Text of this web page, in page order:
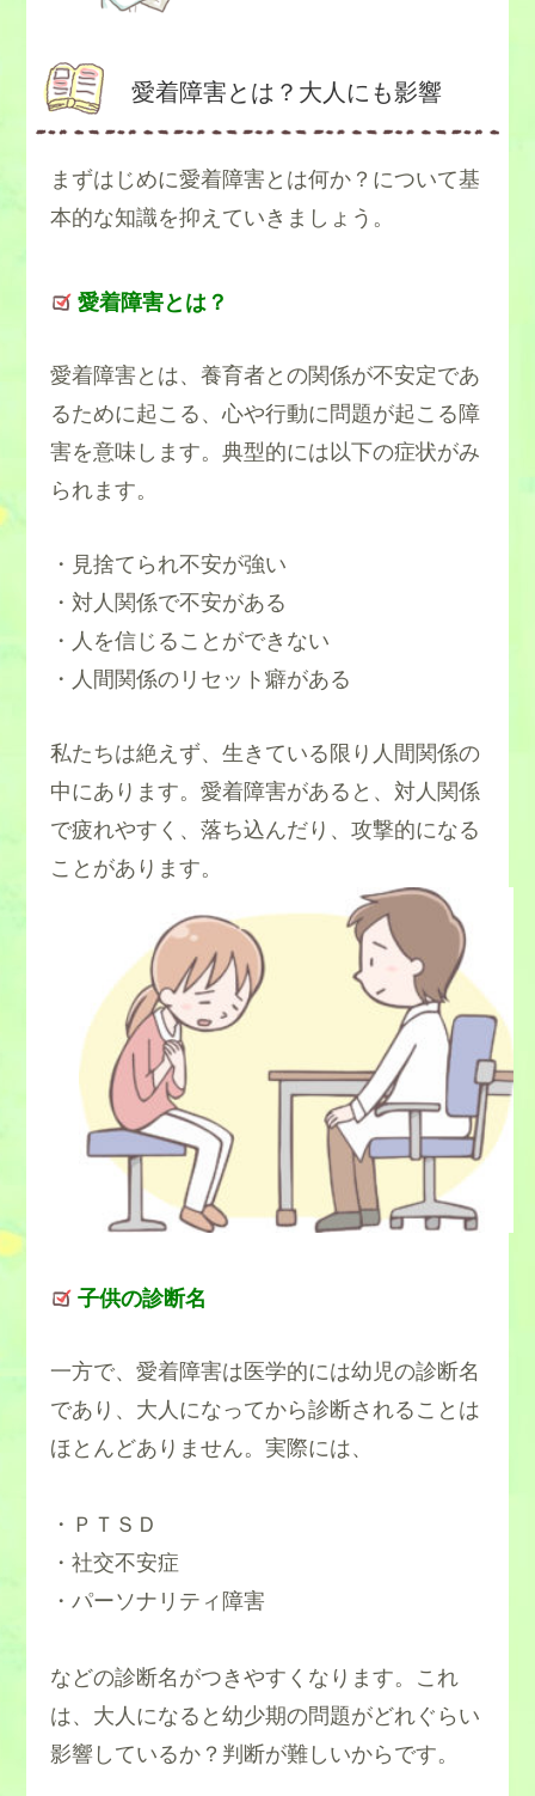
愛着障害とは？大人にも影響
まずはじめに愛着障害とは何か？について基
本的な知識を抑えていきましょう。
愛着障害とは？
愛着障害とは、養育者との関係が不安定であ
るために起こる、心や行動に問題が起こる障
害を意味します。典型的には以下の症状がみ
られます。
・見捨てられ不安が強い
・対人関係で不安がある
・人を信じることができない
・人間関係のリセット癖がある
私たちは絶えず、生きている限り人間関係の
中にあります。愛着障害があると、対人関係
で疲れやすく、落ち込んだり、攻撃的になる
ことがあります。
子供の診断名
一方で、愛着障害は医学的には幼児の診断名
であり、大人になってから診断されることは
ほとんどありません。実際には、
・ＰＴＳＤ
・社交不安症
・パーソナリティ障害
などの診断名がつきやすくなります。これ
は、大人になると幼少期の問題がどれぐらい
影響しているか？判断が難しいからです。